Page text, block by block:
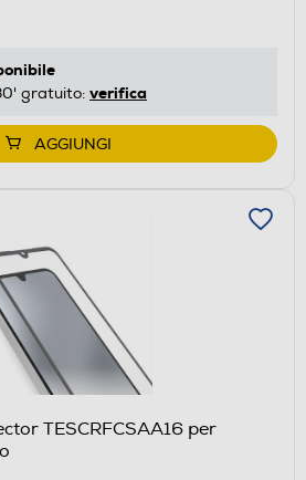
gratuito: verifica
AGGIUNGI
TESCRFCSAA16 per